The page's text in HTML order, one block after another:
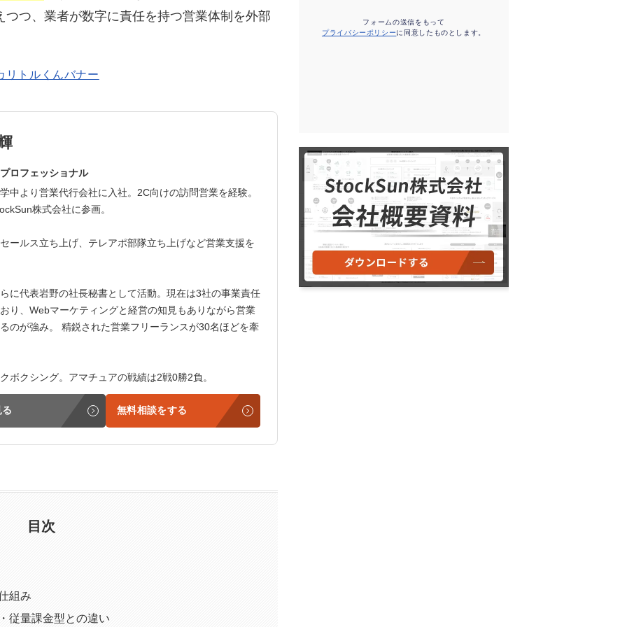
つ、業者が数字に責任を持つ営業体制を外部
ロフェッショナル
中より営業代行会社に入社。2C向けの訪問営業を経験。
株式会社に参画。
ールス立ち上げ、テレアポ部隊立ち上げなど営業支援を
に代表岩野の社長秘書として活動。現在は3社の事業責任
り、Webマーケティングと経営の知見もありながら営業
のが強み。 精鋭された営業フリーランスが30名ほどを牽
ボクシング。アマチュアの戦績は2戦0勝2負。
無料相談をする
目次
組み
従量課金型との違い
フォームの送信をもって
プライバシーポリシーに同意したものとします。